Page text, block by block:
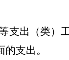
支出（类）
支出。